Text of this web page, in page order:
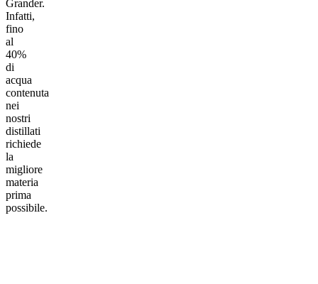
Grander.
Infatti,
fino
al
40%
di
acqua
contenuta
nei
nostri
distillati
richiede
la
migliore
materia
prima
possibile.